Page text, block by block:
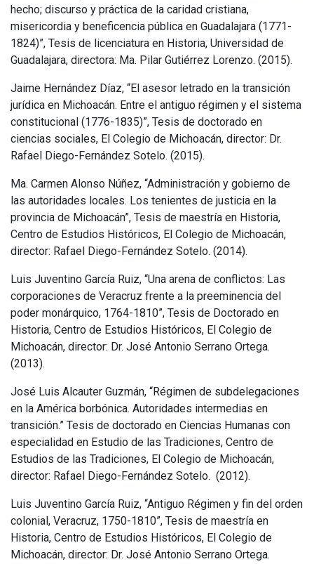
hecho; discurso y práctica de la caridad cristiana,
misericordia y beneficencia pública en Guadalajara (1771-
1824)”, Tesis de licenciatura en Historia, Universidad de
Guadalajara, directora: Ma. Pilar Gutiérrez Lorenzo. (2015).
Jaime Hernández Díaz, “El asesor letrado en la transición
jurídica en Michoacán. Entre el antiguo régimen y el sistema
constitucional (1776-1835)”, Tesis de doctorado en
ciencias sociales, El Colegio de Michoacán, director: Dr.
Rafael Diego-Fernández Sotelo. (2015).
Ma. Carmen Alonso Núñez, “Administración y gobierno de
las autoridades locales. Los tenientes de justicia en la
provincia de Michoacán”, Tesis de maestría en Historia,
Centro de Estudios Históricos, El Colegio de Michoacán,
director: Rafael Diego-Fernández Sotelo. (2014).
Luis Juventino García Ruiz, “Una arena de conflictos: Las
corporaciones de Veracruz frente a la preeminencia del
poder monárquico, 1764-1810”, Tesis de Doctorado en
Historia, Centro de Estudios Históricos, El Colegio de
Michoacán, director: Dr. José Antonio Serrano Ortega.
(2013).
José Luis Alcauter Guzmán, “Régimen de subdelegaciones
en la América borbónica. Autoridades intermedias en
transición.” Tesis de doctorado en Ciencias Humanas con
especialidad en Estudio de las Tradiciones, Centro de
Estudios de las Tradiciones, El Colegio de Michoacán,
director: Rafael Diego-Fernández Sotelo. (2012).
Luis Juventino García Ruiz, “Antiguo Régimen y fin del orden
colonial, Veracruz, 1750-1810”, Tesis de maestría en
Historia, Centro de Estudios Históricos, El Colegio de
Michoacán, director: Dr. José Antonio Serrano Ortega.